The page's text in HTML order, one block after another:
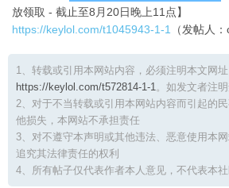
放领取 - 截止至8月20日晚上11点】
https://keylol.com/t1045943-1-1
（发帖人：
1、转载或引用本网站内容，必须注明本文网址
https://keylol.com/t572814-1-1。如发文者注
2、对于不当转载或引用本网站内容而引起的
他损失，本网站不承担责任
3、对不遵守本声明或其他违法、恶意使用本
追究其法律责任的权利
4、所有帖子仅代表作者本人意见，不代表本